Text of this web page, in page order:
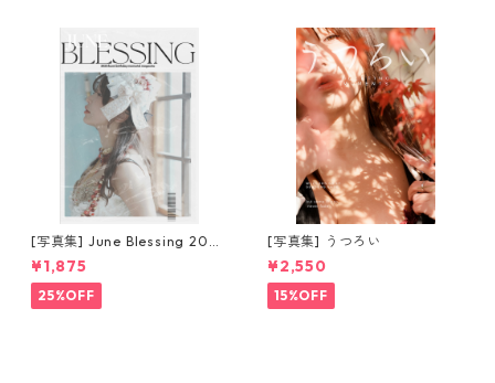
[写真集] June Blessing 2025
magazine [特別版]
¥1,875
25%OFF
[写真集] うつろい
¥2,550
15%OFF